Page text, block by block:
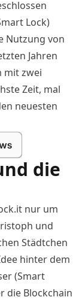
Lock)
Nutzung von
Jahren
mitzwei
Zeit, mal
neuesten
die
nur um
und
Städtchen
hinter dem
(Smart
die Blockchain